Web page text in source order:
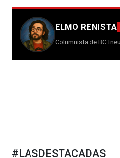
ELMO RENISTA
Columnista de
#LASDESTACADAS